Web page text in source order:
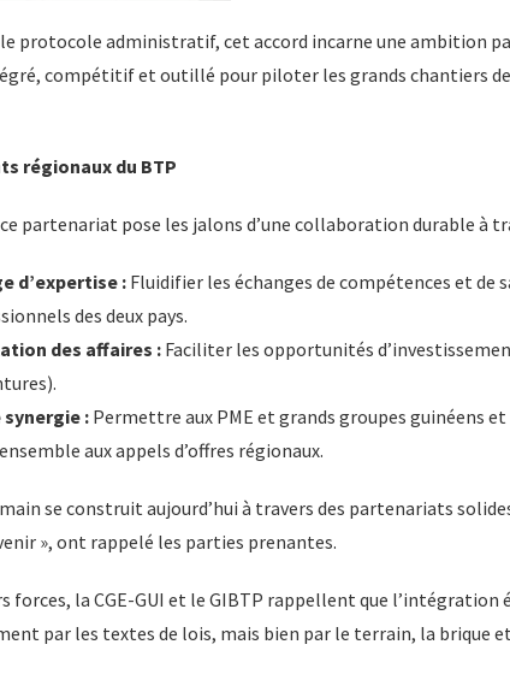
protocole administratif, cet accord incarne une ambition
compétitif et outillé pour piloter les grands chantiers
régionaux du BTP
partenariat pose les jalons d’une collaboration durable à
d’expertise :Fluidifier les échanges de compétences et de
des deux pays.
des affaires :Faciliter les opportunités
synergie :Permettre aux PME et grands groupes guinéens et
aux appels d’offres régionaux.
se construit aujourd’hui à travers des partenariats
», ont rappelé les parties prenantes.
forces, la CGE-GUI et le GIBTP rappellent que l’intégration
par les textes de lois, mais bien par le terrain, la brique